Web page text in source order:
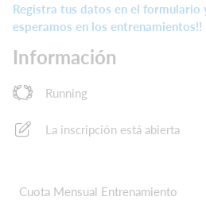
Registra tus datos en el formulario
esperamos en los
Información
Running
La inscripción está abierta
Cuota Mensual Entrenamiento